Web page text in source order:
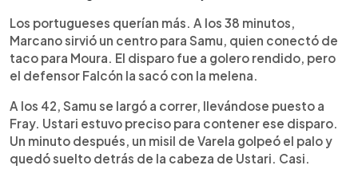
Los portugueses querían más. A los 38 minutos,
Marcano sirvió un centro para Samu, quien conectó de
taco para Moura. El disparo fue a golero rendido, pero
el defensor Falcón la sacó con la melena.
A los 42, Samu se largó a correr, llevándose puesto a
Fray. Ustari estuvo preciso para contener ese disparo.
Un minuto después, un misil de Varela golpeó el palo y
quedó suelto detrás de la cabeza de Ustari. Casi.